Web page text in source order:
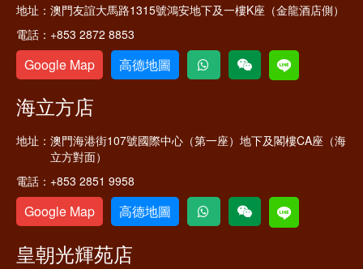
地址： 澳門友誼大馬路1315號鴻安地下及一樓K座（金龍酒店側）
電話： +853 2872 8853
Google Map 高德地圖
海立方店
地址： 澳門海港街107號國際中心（第一座）地下及閣樓CA座（海
立方對面）
電話： +853 2851 9958
Google Map 高德地圖
皇朝光輝苑店